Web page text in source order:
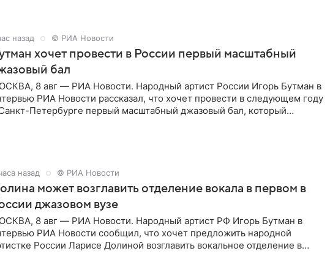
назад © РИА Новости
хочет провести в России первый масштабный
бал
8 авг — РИА Новости. Народный артист России Игорь Бутман в
РИА Новости рассказал, что хочет провести в следующем году
Петербурге первый масштабный джазовый бал, который
назад © РИА Новости
может возглавить отделение вокала в первом в
джазовом вузе
8 авг — РИА Новости. Народный артист РФ Игорь Бутман в
РИА Новости сообщил, что хочет предложить народной
России Ларисе Долиной возглавить вокальное отделение в